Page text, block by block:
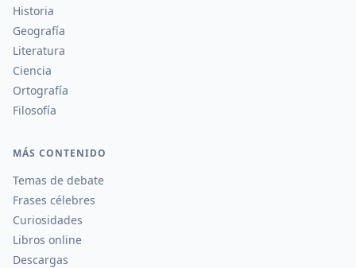
Historia
Geografía
Literatura
Ciencia
Ortografía
Filosofía
MÁS CONTENIDO
Temas de debate
Frases célebres
Curiosidades
Libros online
Descargas